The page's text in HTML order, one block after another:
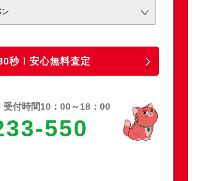
秒！安心無料査定
付時間10：00～18：00
550